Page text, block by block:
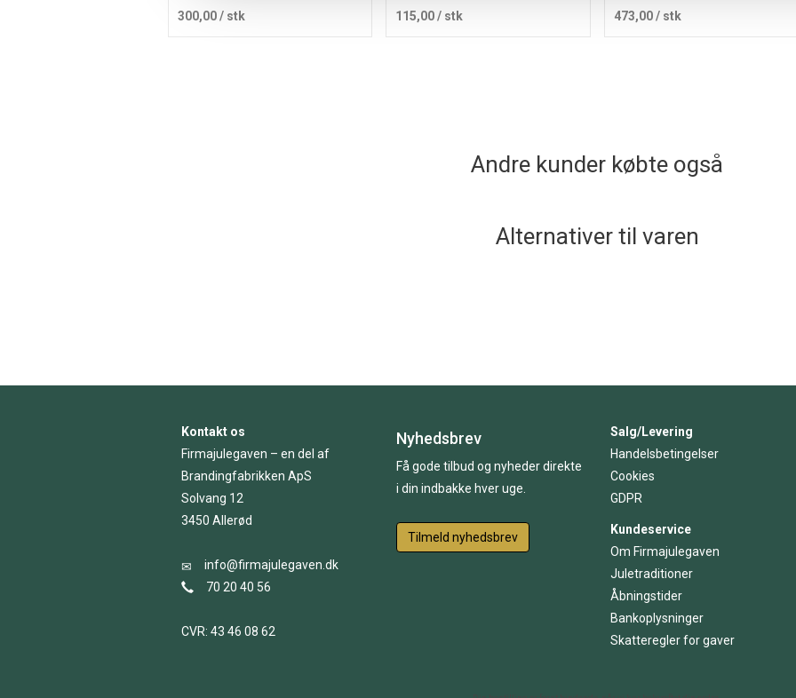
300,00/ stk 115,00 / stk 473,00 / stk
Andre kunder købte også
Alternativer til varen
Kontakt os
Firmajulegaven – en del af
Brandingfabrikken ApS
Solvang 12
3450 Allerød
info@firmajulegaven.dk
70 20 40 56
CVR: 43 46 08 62
Nyhedsbrev
Få gode tilbud og nyheder direkte
i din indbakke hver uge.
Tilmeld nyhedsbrev
Salg/Levering
Handelsbetingelser
Cookies
GDPR
Kundeservice
Om Firmajulegaven
Juletraditioner
Åbningstider
Bankoplysninger
Skatteregler for gaver